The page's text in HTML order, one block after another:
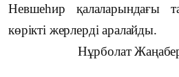
Невшеһир қалаларындағы
көрікті жерлерді аралайды.
Нұрболат